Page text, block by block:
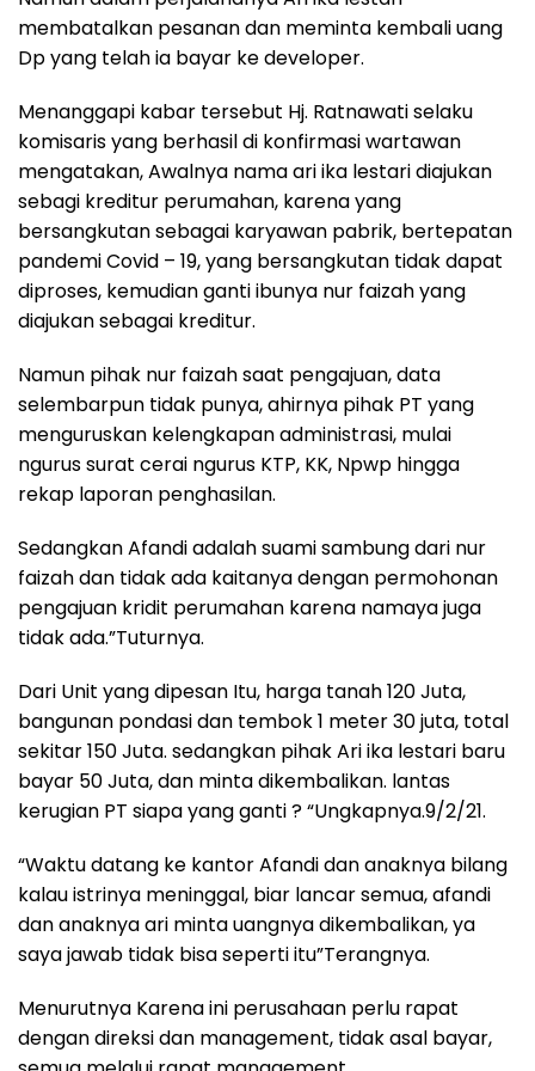
membatalkan pesanan dan meminta kembali uang
Dp yang telah ia bayar ke developer.
Menanggapi kabar tersebut Hj. Ratnawati selaku
komisaris yang berhasil di konfirmasi wartawan
mengatakan, Awalnya nama ari ika lestari diajukan
sebagi kreditur perumahan, karena yang
bersangkutan sebagai karyawan pabrik, bertepatan
pandemi Covid – 19, yang bersangkutan tidak dapat
diproses, kemudian ganti ibunya nur faizah yang
diajukan sebagai kreditur.
Namun pihak nur faizah saat pengajuan, data
selembarpun tidak punya, ahirnya pihak PT yang
menguruskan kelengkapan administrasi, mulai
ngurus surat cerai ngurus KTP, KK, Npwp hingga
rekap laporan penghasilan.
Sedangkan Afandi adalah suami sambung dari nur
faizah dan tidak ada kaitanya dengan permohonan
pengajuan kridit perumahan karena namaya juga
tidak ada.”Tuturnya.
Dari Unit yang dipesan Itu, harga tanah 120 Juta,
bangunan pondasi dan tembok 1 meter 30 juta, total
sekitar 150 Juta. sedangkan pihak Ari ika lestari baru
bayar 50 Juta, dan minta dikembalikan. lantas
kerugian PT siapa yang ganti ? “Ungkapnya.9/2/21.
“Waktu datang ke kantor Afandi dan anaknya bilang
kalau istrinya meninggal, biar lancar semua, afandi
dan anaknya ari minta uangnya dikembalikan, ya
saya jawab tidak bisa seperti itu”Terangnya.
Menurutnya Karena ini perusahaan perlu rapat
dengan direksi dan management, tidak asal bayar,